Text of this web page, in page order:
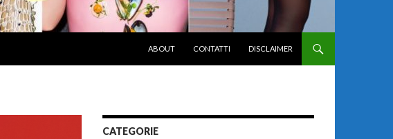
ABOUT
CONTATTI DISCLAIMER
CATEGORIE